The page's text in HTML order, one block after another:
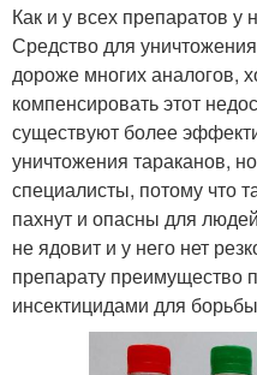
Как и у всех препаратов у
Средство для
дороже многих аналогов,
компенсировать этот
существуют более
уничтожения тараканов,
специалисты, потому что
пахнут и опасны для
не ядовит и у него нет
препарату преимущество
инсектицидами для